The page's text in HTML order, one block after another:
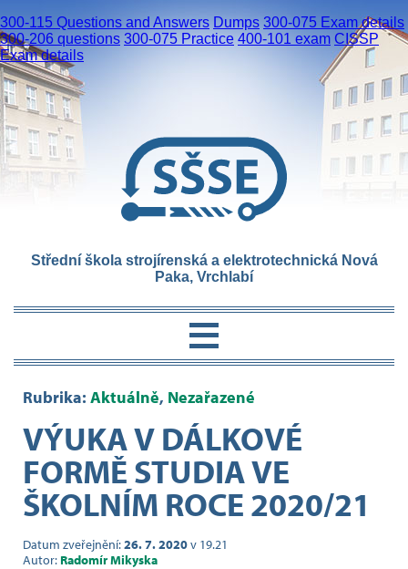
300-115 Questions and Answers Dumps 300-075 Exam details
300-206 questions 300-075 Practice 400-101 exam CISSP
Exam details
Střední škola strojírenská a elektrotechnická Nová
Paka, Vrchlabí
Rubrika: Aktuálně, Nezařazené
VÝUKA V DÁLKOVÉ
FORMĚ STUDIA VE
ŠKOLNÍM ROCE 2020/21
Datum zveřejnění:26. 7. 2020v 19.21
Autor: Radomír Mikyska